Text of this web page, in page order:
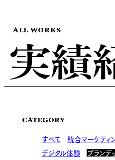
ALL WORKS
CATEGORY
すべて 統合マーケティ
デジタル体験
ブランデ